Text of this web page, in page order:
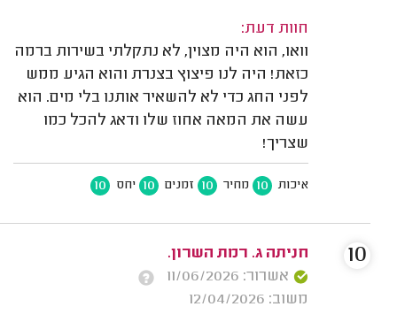
חוות דעת:
וואו, הוא היה מצוין, לא נתקלתי בשירות ברמה
כזאת! היה לנו פיצוץ בצנרת והוא הגיע ממש
לפני החג כדי לא להשאיר אותנו בלי מים. הוא
עשה את המאה אחוז שלו ודאג להכל כמו
שצריך!
איכות 10 מחיר 10 זמנים 10 יחס 10
חניתה ג. רמת השרון.
אשרור: 11/06/2026
משוב: 12/04/2026
10